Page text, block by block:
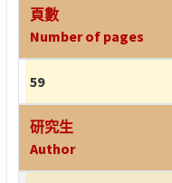
頁數
Number of pages
59
研究生
Author